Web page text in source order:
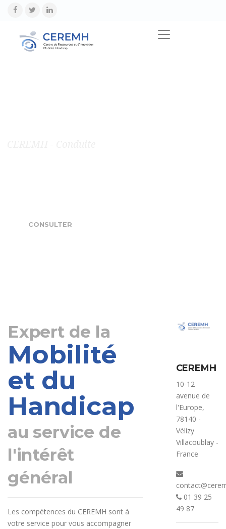
CONSULTER
Expert de la
Mobilité
et du
Handicap
au service de
l'intérêt
général
Les compétences du CEREMH sont à
votre service pour vous accompagner
CEREMH
10-12
avenue de
l'Europe,
78140 -
Vélizy
Villacoublay -
France
01 39 25
49 87